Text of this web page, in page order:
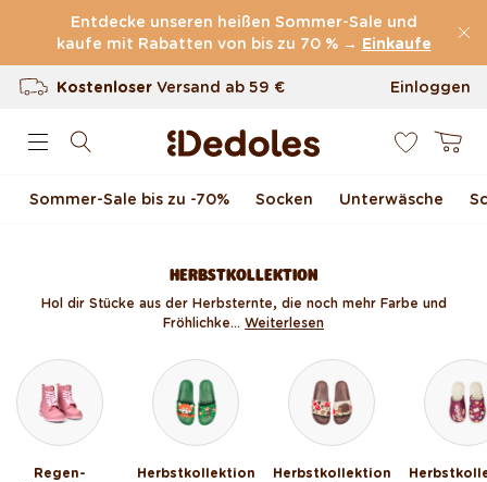
Direkt zum Inhalt
Entdecke unseren heißen Sommer-Sale und
kaufe mit Rabatten von bis zu 70 % → Einkaufe
(60.231 Bewertungen)
Kostenloser Versand ab 59 €
100 Tage Rückgaberecht
Einloggen
Sommer-Sale bis zu -70 % Socken Unterwäsche
HERBSTKOLLEKTION
Hol dir Stücke aus der Herbsternte, die noch mehr Farbe und
Fröhlichke... Weiterlesen
Regen-
Herbstkollektion
Herbstkollektion